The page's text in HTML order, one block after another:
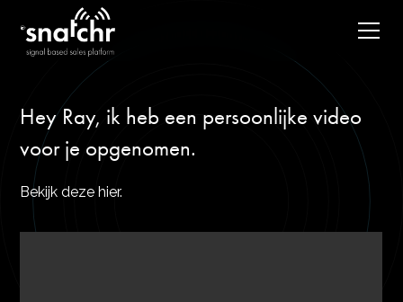
Hey Ray, ik heb een persoonlijke video
voor je opgenomen.
Bekijk deze hier.